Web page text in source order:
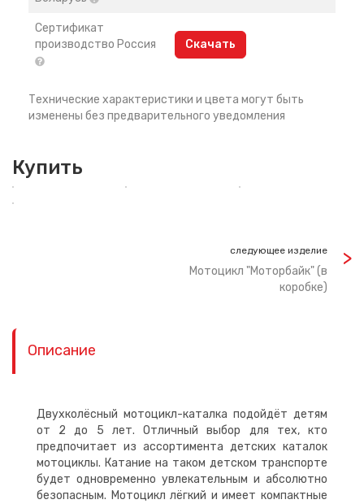
Сертификат
производство Россия
Скачать
Технические характеристики и цвета могут быть
изменены без предварительного уведомления
Купить
следующее изделие
Мотоцикл "Моторбайк" (в
коробке)
Описание
Двухколёсный мотоцикл-каталка подойдёт детям
от 2 до 5 лет. Отличный выбор для тех, кто
предпочитает из ассортимента детских каталок
мотоциклы. Катание на таком детском транспорте
будет одновременно увлекательным и абсолютно
безопасным. Мотоцикл лёгкий и имеет компактные